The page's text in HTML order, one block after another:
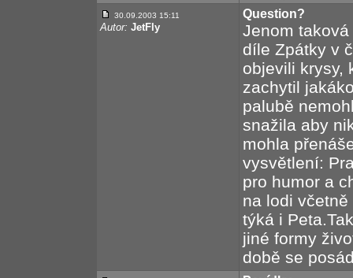
30.09.2003 15:11
Autor: JetFly
Question?
Jenom
díle Zpátky v
objevili krysy,
zachytil
palubě
snažila aby
mohla
vysvětlení:
pro humor a
na lodi
týká i
jiné formy
době se